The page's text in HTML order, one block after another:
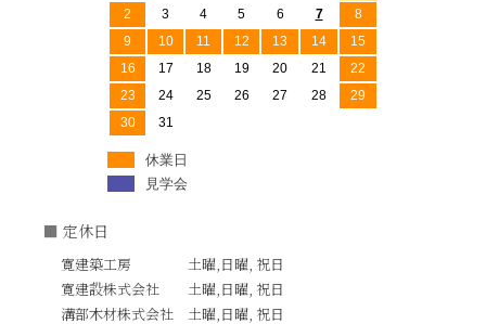
2
3 4 5 6 7
8
9
10 11 12 13 14
15
16
17 18 19 20 21
22
23
24 25 26 27 28
29
30
31
休業日
見学会
定休日
寛建築工房 土曜,日曜, 祝日
寛建設株式会社 土曜,日曜, 祝日
溝部木材株式会社 土曜,日曜, 祝日